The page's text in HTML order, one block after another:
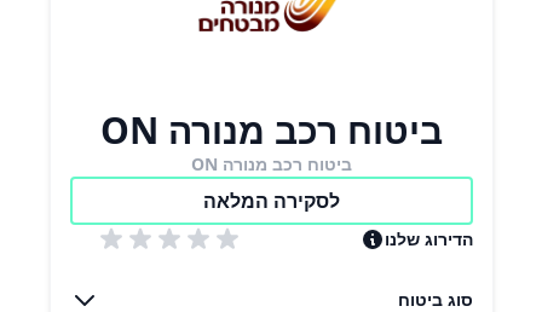
ביטוח רכב מנורה ON
ביטוח רכב מנורה ON
לסקירה המלאה
הדירוג שלנו
סוג ביטוח